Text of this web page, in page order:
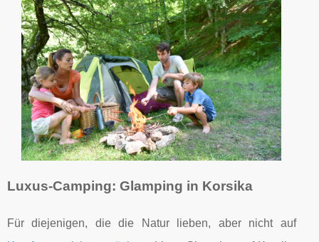
Luxus-Camping: Glamping in Korsika
Für diejenigen, die die Natur lieben, aber nicht auf